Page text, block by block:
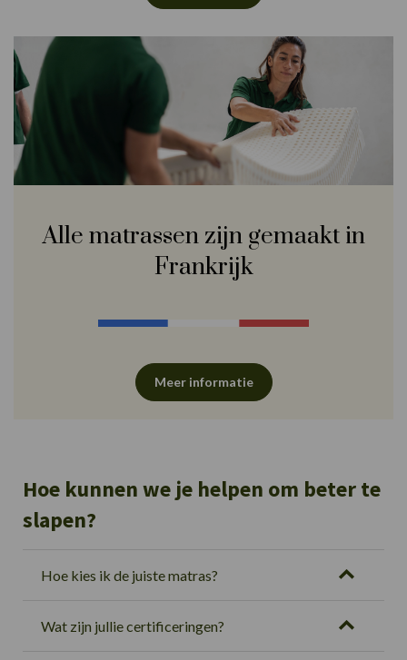
Alle matrassen zijn gemaakt in
Frankrijk
Meer informatie
Hoe kunnen we je helpen om beter te
slapen?
Hoe kies ik de juiste matras?
Wat zijn jullie certificeringen?